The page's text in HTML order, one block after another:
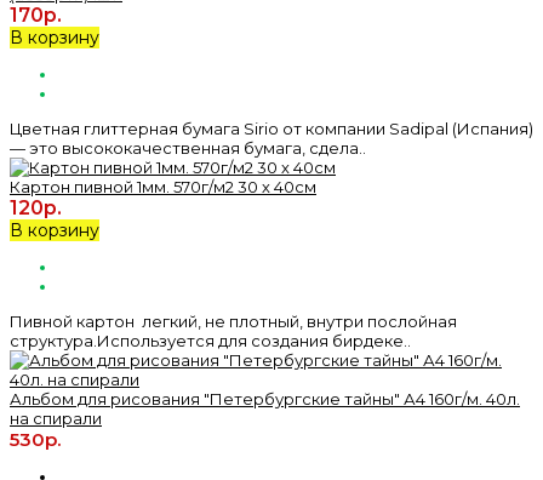
170р.
В корзину
Цветная глиттерная бумага Sirio от компании Sadipal (Испания)
— это высококачественная бумага, сдела..
Картон пивной 1мм. 570г/м2 30 х 40см
120р.
В корзину
Пивной картон легкий, не плотный, внутри послойная
структура.Используется для создания бирдеке..
Альбом для рисования "Петербургские тайны" А4 160г/м. 40л.
на спирали
530р.